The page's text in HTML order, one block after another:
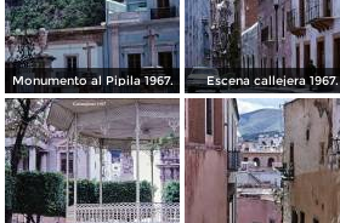
Monumento al Pipila 1967. Escena callejera 1967.